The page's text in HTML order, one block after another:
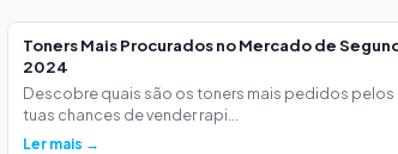
Toners Mais Procurados no Mercado de
2024
Descobre quais são os toners mais pedidos
tuas chances de vender rapi...
Ler mais →